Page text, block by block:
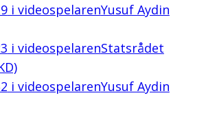
i videospelarenYusuf Aydin
i videospelarenStatsrådet
i videospelarenYusuf Aydin